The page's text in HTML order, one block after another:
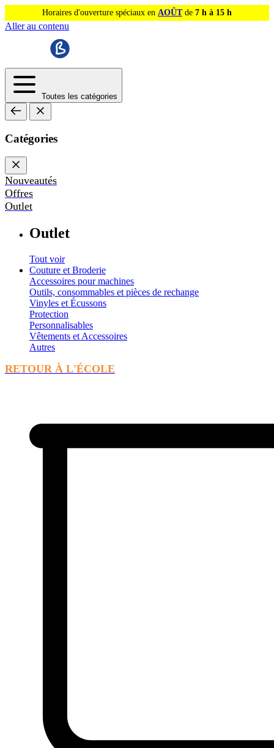
Horaires d'ouverture spéciaux en AOÛTde 7 h à 15 h
Aller au contenu
Toutes les catégories
Catégories
Nouveautés
Offres
Outlet
Outlet
Tout voir
Couture et Broderie
Accessoires pour machines
Outils, consommables et pièces de rechange
Vinyles et Écussons
Protection
Personnalisables
Vêtements et Accessoires
Autres
RETOUR À L'ÉCOLE